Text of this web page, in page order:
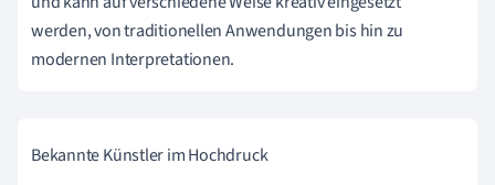
werden, von traditionellen Anwendungen bis hin zu
modernen Interpretationen.
Bekannte Künstler im Hochdruck